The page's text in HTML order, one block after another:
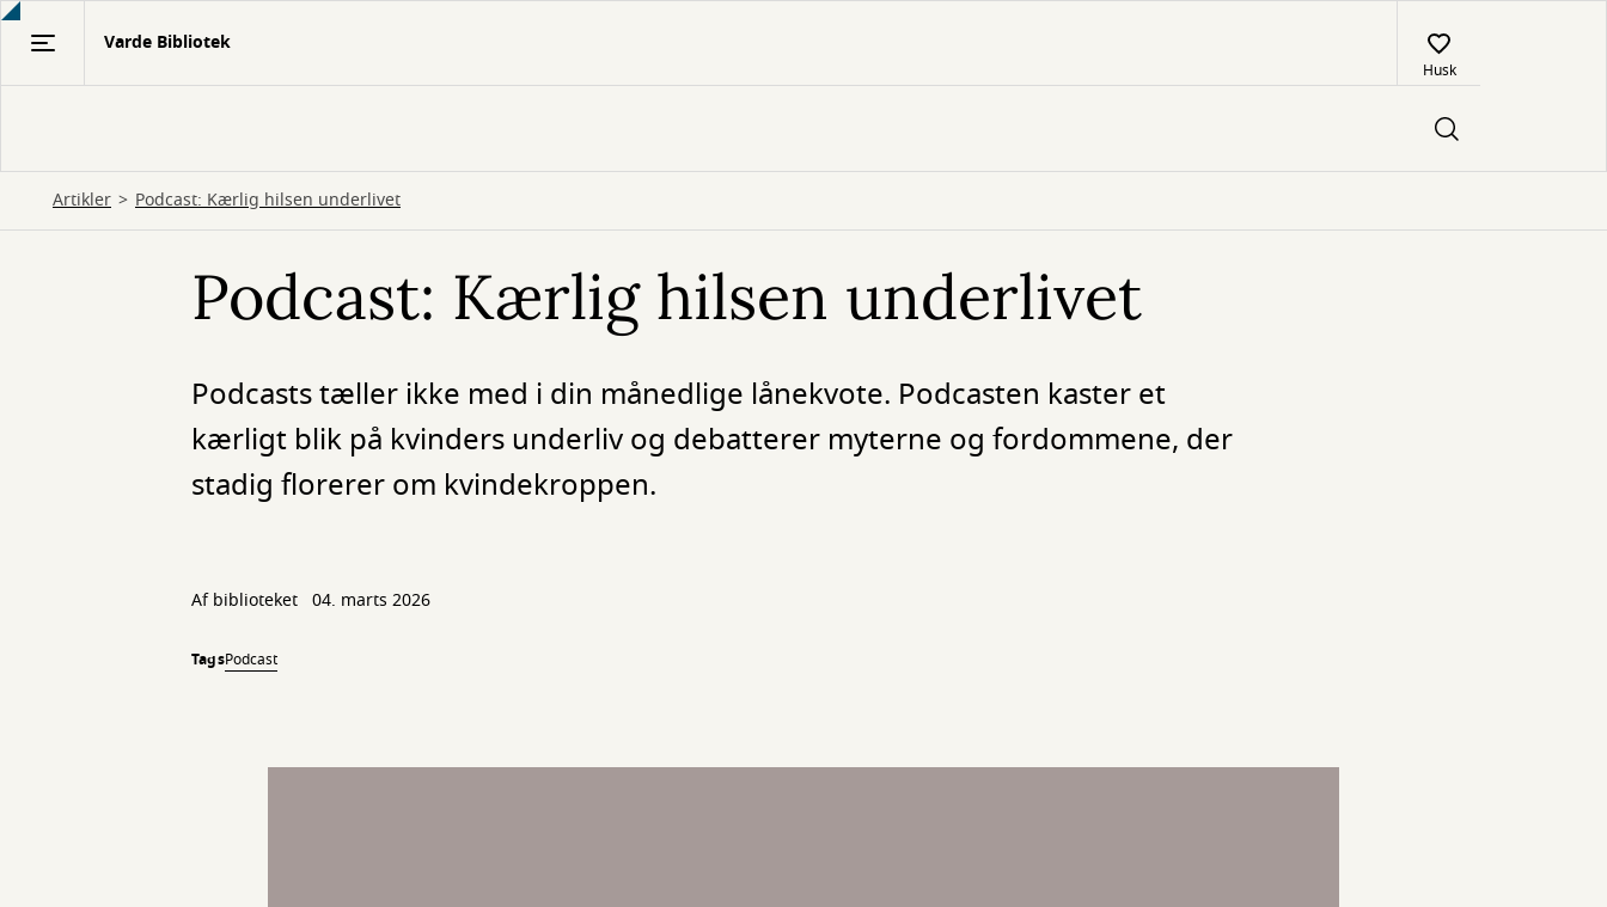
Gå
Varde Bibliotek
Husk
Artikler Podcast: Kærlig hilsen underlivet
Podcast: Kærlig hilsen underlivet
Podcasts tæller ikke med i din månedlige lånekvote. Podcasten kaster et
kærligt blik på kvinders underliv og debatterer myterne og fordommene, der
stadig florerer om kvindekroppen.
Af biblioteket 04. marts 2026
TagsPodcast